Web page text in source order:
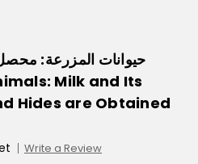
حيوانات المزرعة:
Hides are Obtained
Write a Review